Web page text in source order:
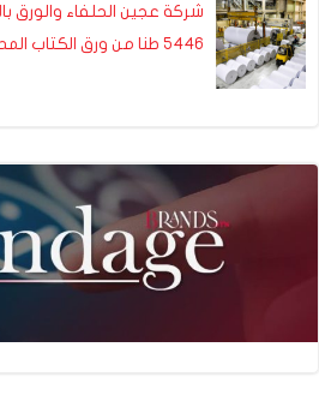
شركة عجين الحلفاء والورق
5446 طنا من ورق الكتاب المدرسي وتؤمّن كامل…